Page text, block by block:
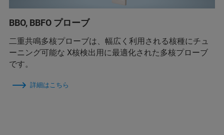
BBO, BBFO プローブ
二重共鳴多核プローブは、幅広く利用される核種にチュ
ーニング可能な X核検出用に最適化された多核プローブ
です。
詳細はこちら